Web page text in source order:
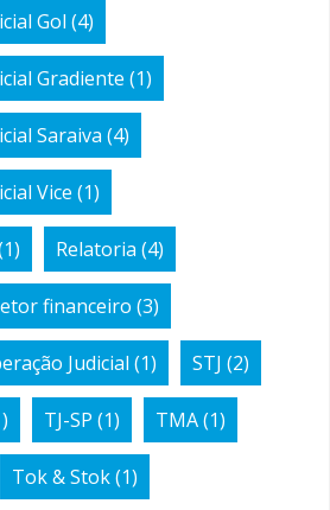
Gol (4)
Gradiente (1)
Saraiva (4)
Vice (1)
Relatoria (4)
financeiro (3)
Judicial (1) STJ (2)
TJ-SP (1) TMA(1)
Tok & Stok(1)